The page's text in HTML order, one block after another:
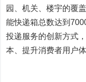
园、机关、楼宇的覆
能快递箱总数达到
投递服务的创新方式
本、提升消费者用户